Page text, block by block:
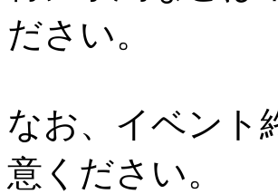
ださい。
なお、イベント
意ください。